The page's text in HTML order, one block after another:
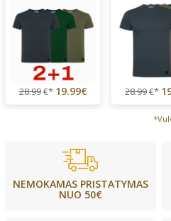
28.99€* 19.99€ 28.99€*
NEMOKAMAS PRISTATYMAS
NUO 50€